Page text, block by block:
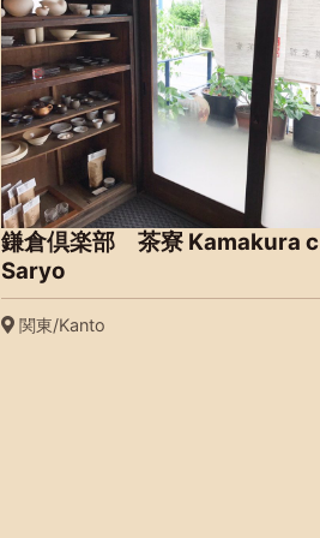
鎌倉倶楽部 茶寮 Kamakura
Saryo
関東/Kanto